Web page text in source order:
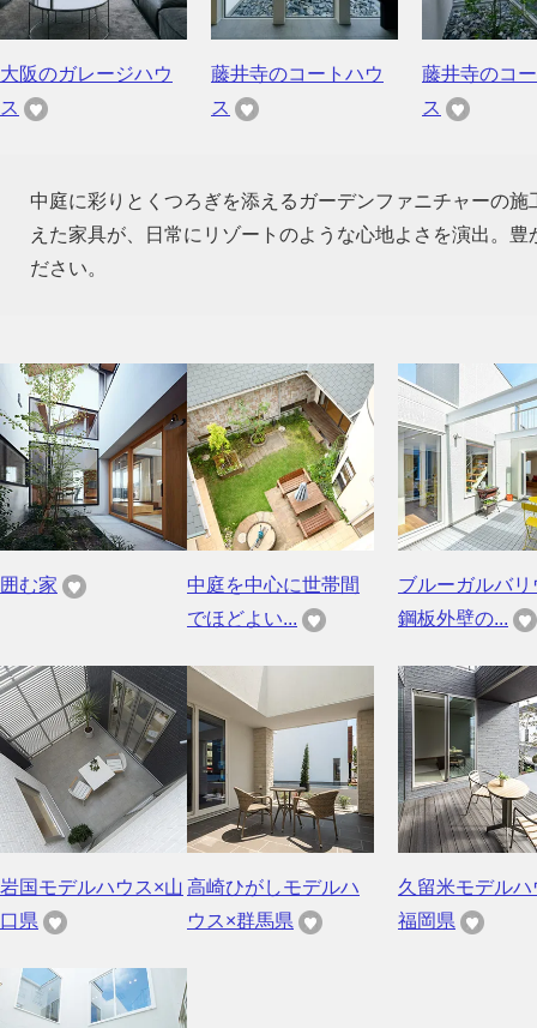
大阪のガレージハウ
ス
藤井寺のコートハウ
ス
藤井寺のコ
ス
中庭に彩りとくつろぎを添えるガーデンファニチャーの
えた家具が、日常にリゾートのような心地よさを演出。
ださい。
囲む家
中庭を中心に世帯間
でほどよい...
ブルーガルバリ
鋼板外壁の...
岩国モデルハウス×山
口県
高崎ひがしモデルハ
ウス×群馬県
久留米モデルハ
福岡県